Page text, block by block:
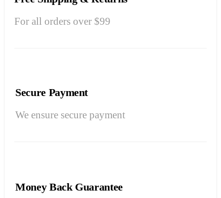
For all orders over $99
Secure Payment
We ensure secure payment
Money Back Guarantee